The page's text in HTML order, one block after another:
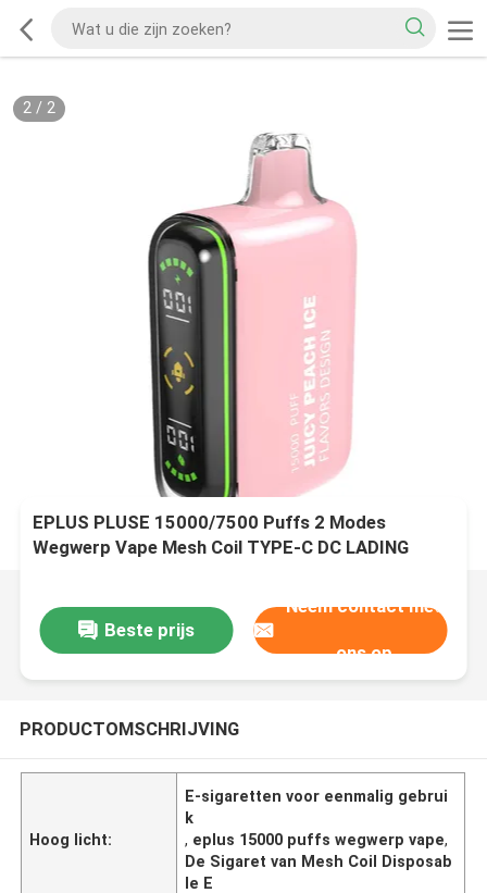
2/ 2
EPLUS PLUSE 15000/7500 Puffs 2 Modes
Wegwerp Vape Mesh Coil TYPE-C DC LADING
Beste prijs
Neem contact met
ons op
PRODUCTOMSCHRIJVING
Hoog licht:
E-sigaretten voor eenmalig gebrui
k
, eplus 15000 puffs wegwerp vape,
De Sigaret van Mesh Coil Disposab
le E